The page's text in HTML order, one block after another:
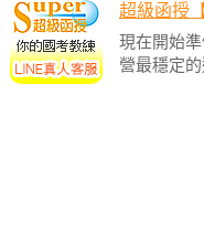
超級函授
現在開始
營最穩定的